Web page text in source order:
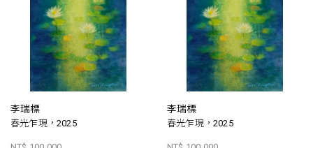
李瑞標
春光乍現，2025
李瑞標
春光乍現，2025